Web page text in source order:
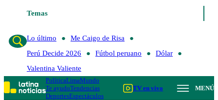
Temas
Lo último
Me Caigo de Risa
Perú Decide 2026
Fútbol peruano
Dólar
Valentina Valiente
PolíticaLimaMundo
Te ayudoTendencias
DeportesEspectáculos
TV en vivo MENÚ